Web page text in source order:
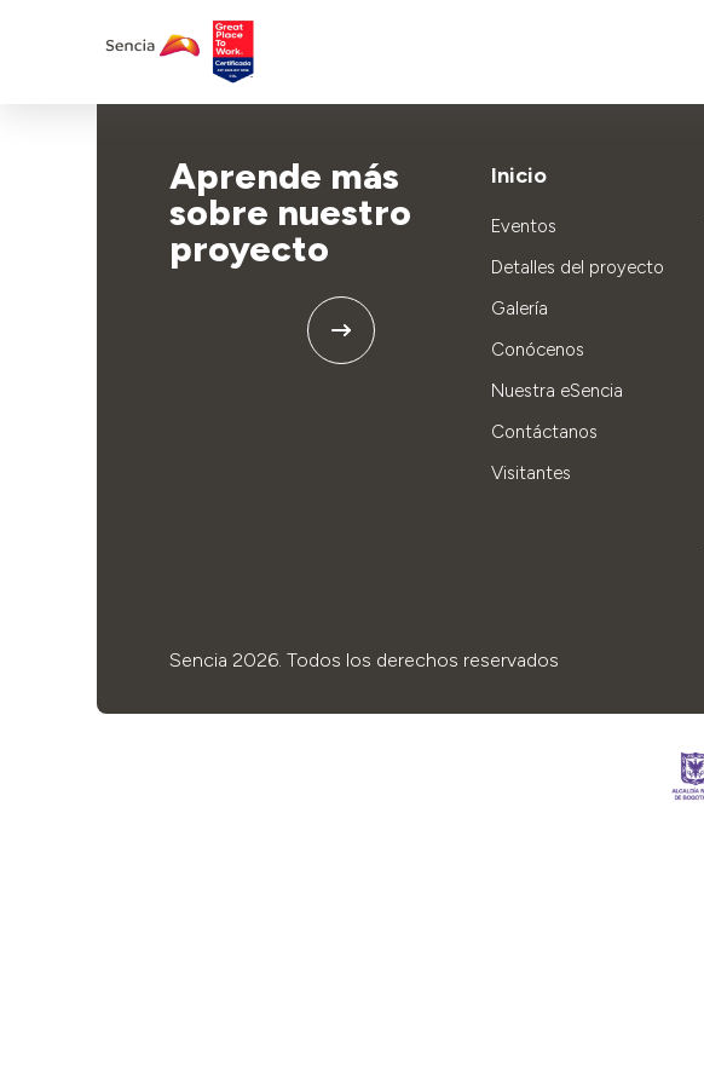
Aprende más
sobre nuestro
proyecto
Inicio
Eventos
Detalles del proyecto
Galería
Conócenos
Nuestra eSencia
Contáctanos
Visitantes
Sencia 2026. Todos los derechos reservados